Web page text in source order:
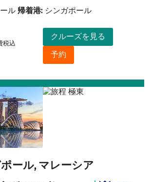
税込
クルーズを見る
予約
ル 帰着港: シンガポール
ール, マレーシア